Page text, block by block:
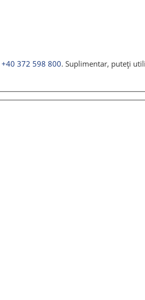
+40 372 598 800. Suplimentar, puteți